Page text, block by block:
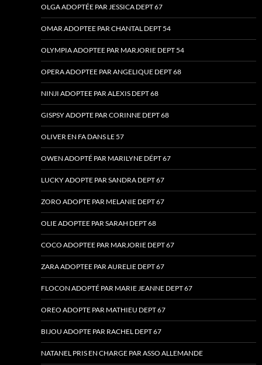
OLGA ADOPTÉE PAR JESSICA DEPT 67
OMAR ADOPTEE PAR CHANTAL DEPT 54
OLYMPIA ADOPTEE PAR MARJORIE DEPT 54
OPERA ADOPTEE PAR ANGELIQUE DEPT 68
NINJI ADOPTEE PAR ALEXIS DEPT 68
GISPSY ADOPTE PAR CORINNE DEPT 68
OLIVER EN FA DANS LE 57
OWEN ADOPTÉ PAR MARILYNE DÉPT 67
LUCKY ADOPTE PAR SANDRA DEPT 67
ZORO ADOPTE PAR MELANIE DEPT 67
OLIE ADOPTEE PAR SARAH DEPT 68
COCO ADOPTEE PAR MARJORIE DEPT 67
ZARA ADOPTEE PAR AURELIE DEPT 67
FLOCON ADOPTÉ PAR MARIE JEANNE DEPT 67
OREO ADOPTE PAR MATHIEU DEPT 67
BIJOU ADOPTE PAR RACHEL DEPT 67
NATANEL PRIS EN CHARGE PAR ASSO ALLEMANDE